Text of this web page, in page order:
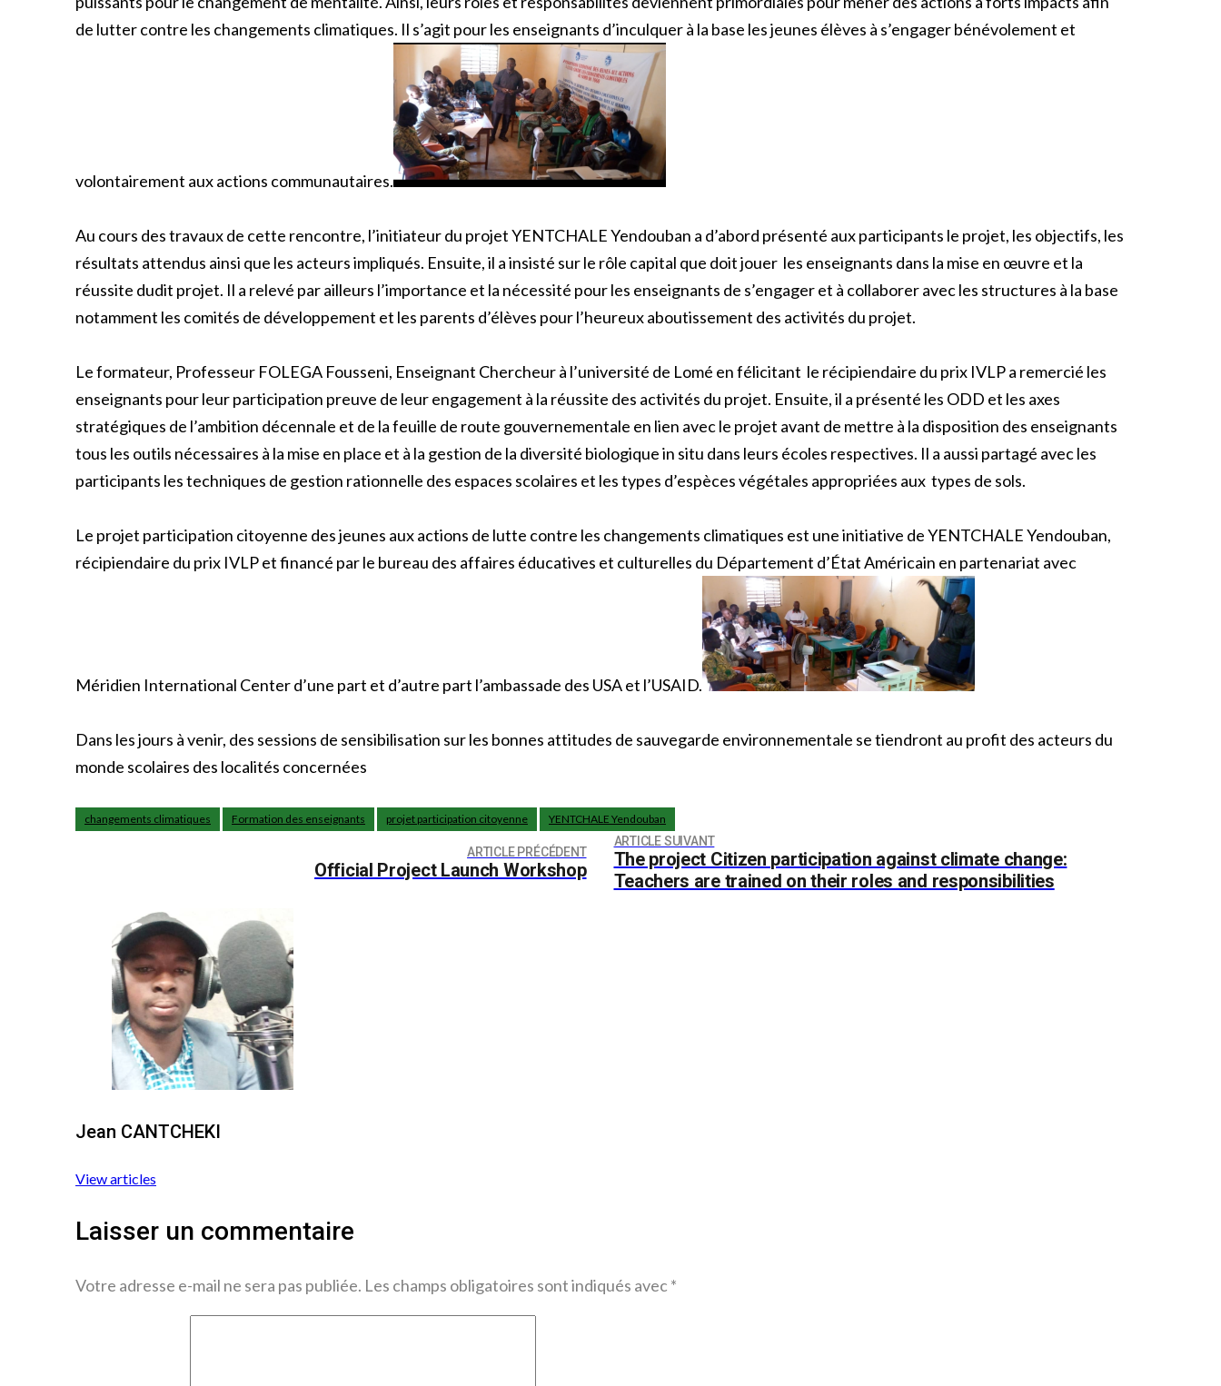
de lutter contre les changements climatiques. Il s’agit pour les enseignants d’inculquer à la base les jeunes élèves à s’engager bénévolement et
volontairement aux actions communautaires.
Au cours des travaux de cette rencontre, l’initiateur du projet YENTCHALE Yendouban a d’abord présenté aux participants le projet, les objectifs, les
résultats attendus ainsi que les acteurs impliqués. Ensuite, il a insisté sur le rôle capital que doit jouer les enseignants dans la mise en œuvre et la
réussite dudit projet. Il a relevé par ailleurs l’importance et la nécessité pour les enseignants de s’engager et à collaborer avec les structures à la base
notamment les comités de développement et les parents d’élèves pour l’heureux aboutissement des activités du projet.
Le formateur, Professeur FOLEGA Fousseni, Enseignant Chercheur à l’université de Lomé en félicitant le récipiendaire du prix IVLP a remercié les
enseignants pour leur participation preuve de leur engagement à la réussite des activités du projet. Ensuite, il a présenté les ODD et les axes
stratégiques de l’ambition décennale et de la feuille de route gouvernementale en lien avec le projet avant de mettre à la disposition des enseignants
tous les outils nécessaires à la mise en place et à la gestion de la diversité biologique in situ dans leurs écoles respectives. Il a aussi partagé avec les
participants les techniques de gestion rationnelle des espaces scolaires et les types d’espèces végétales appropriées aux types de sols.
Le projet participation citoyenne des jeunes aux actions de lutte contre les changements climatiques est une initiative de YENTCHALE Yendouban,
récipiendaire du prix IVLP et financé par le bureau des affaires éducatives et culturelles du Département d’État Américain en partenariat avec
Méridien International Center d’une part et d’autre part l’ambassade des USA et l’USAID.
Dans les jours à venir, des sessions de sensibilisation sur les bonnes attitudes de sauvegarde environnementale se tiendront au profit des acteurs du
monde scolaires des localités concernées
changements climatiques Formation des enseignants projet participation citoyenne YENTCHALE Yendouban
ARTICLE PRÉCÉDENT
Official Project Launch Workshop
ARTICLE SUIVANT
The project Citizen participation against climate change:
Teachers are trained on their roles and responsibilities
Jean CANTCHEKI
View articles
Laisser un commentaire
Votre adresse e-mail ne sera pas publiée. Les champs obligatoires sont indiqués avec *